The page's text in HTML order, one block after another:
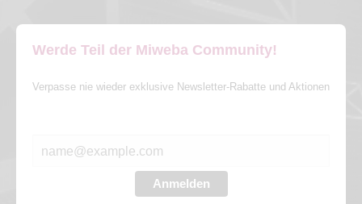
Werde Teil der Miweba Community!
Verpasse nie wieder exklusive Newsletter-Rabatte und Aktionen
Anmelden